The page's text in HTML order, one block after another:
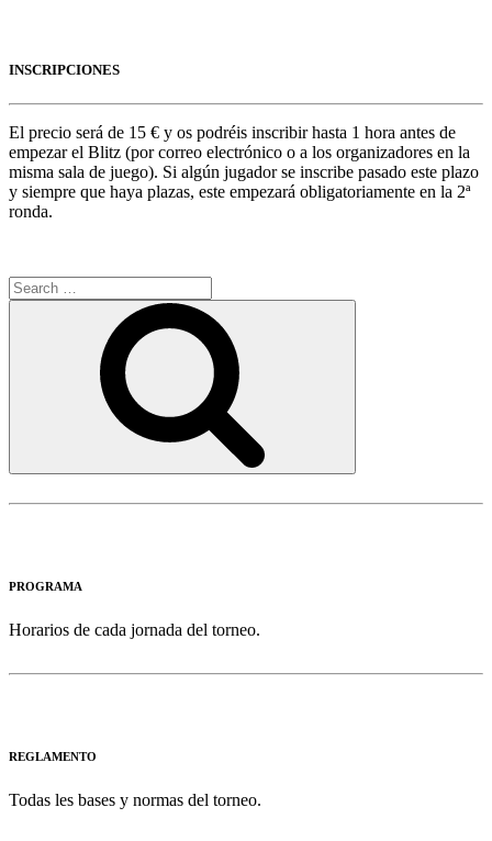
INSCRIPCIONES
El precio será de 15 € y os podréis inscribir hasta 1 hora antes de
empezar el Blitz (por correo electrónico o a los organizadores en la
misma sala de juego). Si algún jugador se inscribe pasado este plazo
y siempre que haya plazas, este empezará obligatoriamente en la 2ª
ronda.
Search
for:
PROGRAMA
Horarios de cada jornada del torneo.
REGLAMENTO
Todas les bases y normas del torneo.